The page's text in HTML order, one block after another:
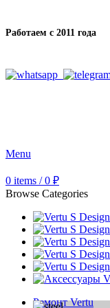
Работаем с 2011 года
Menu
0 items / 0 ₽
Browse Categories
Ремонт Vertu